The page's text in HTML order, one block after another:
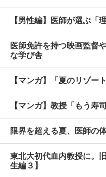
【男性編】医師が選ぶ
医師免許を持つ映画監督
な学び舎
【マンガ】「夏のリゾー
【マンガ】教授「もう寿
限界を超える夏、医師の
東北大初代血内教授に。
生編３】